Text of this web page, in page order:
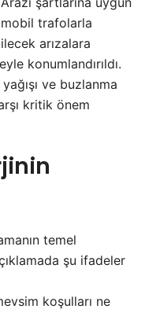
trafolarla
arızalara
konumlandırıldı.
ve buzlanma
kritik önem
temel
şu ifadeler
koşulları ne